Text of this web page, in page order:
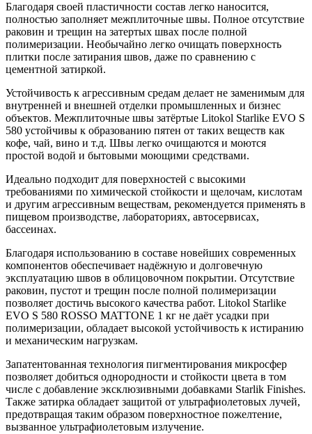
Благодаря своей пластичности состав легко наносится,
полностью заполняет межплиточные швы. Полное отсутствие
раковин и трещин на затертых швах после полной
полимеризации. Необычайно легко очищать поверхность
плитки после затирания швов, даже по сравнению с
цементной затиркой.
Устойчивость к агрессивным средам делает не заменимым для
внутренней и внешней отделки промышленных и бизнес
объектов. Межплиточные швы затёртые Litokol Starlike EVO S
580 устойчивы к образованию пятен от таких веществ как
кофе, чай, вино и т.д. Швы легко очищаются и моются
простой водой и бытовыми моющими средствами.
Идеально подходит для поверхностей с высокими
требованиями по химической стойкости и щелочам, кислотам
и другим агрессивным веществам, рекомендуется применять в
пищевом производстве, лабораториях, автосервисах,
бассеинах.
Благодаря использованию в составе новейших современных
компонентов обеспечивает надёжную и долговечную
эксплуатацию швов в облицовочном покрытии. Отсутствие
раковин, пустот и трещин после полной полимеризации
позволяет достичь высокого качества работ. Litokol Starlike
EVO S 580 ROSSO MATTONE 1 кг не даёт усадки при
полимеризации, обладает высокой устойчивость к истиранию
и механическим нагрузкам.
Запатентованная технология пигментирования микросфер
позволяет добиться однородности и стойкости цвета в том
числе с добавление эксклюзивными добавками Starlik Finishes.
Также затирка обладает защитой от ультрафиолетовых лучей,
предотвращая таким образом поверхностное пожелтение,
вызванное ультрафиолетовым излучение.